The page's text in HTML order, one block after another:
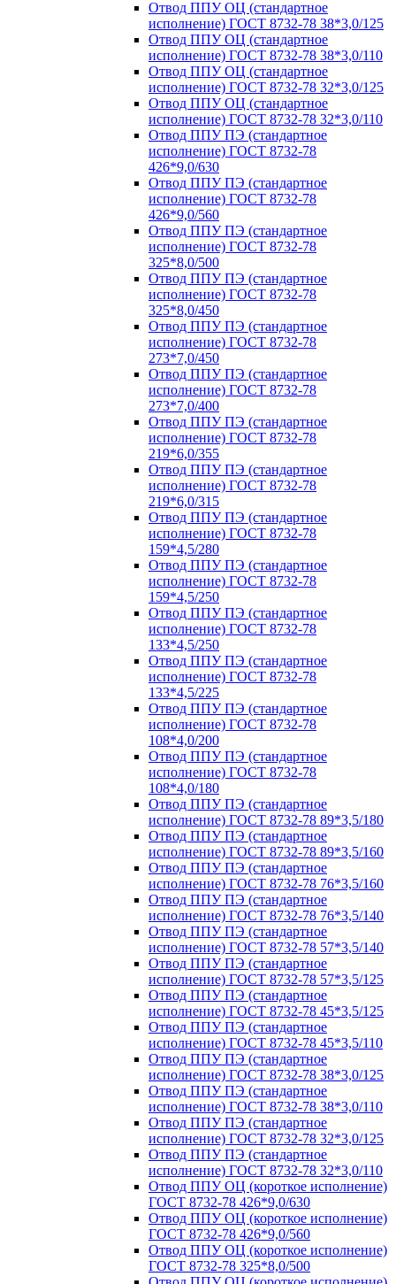
Отвод ППУ ОЦ (стандартное
исполнение) ГОСТ 8732-78 38*3,0/125
Отвод ППУ ОЦ (стандартное
исполнение) ГОСТ 8732-78 38*3,0/110
Отвод ППУ ОЦ (стандартное
исполнение) ГОСТ 8732-78 32*3,0/125
Отвод ППУ ОЦ (стандартное
исполнение) ГОСТ 8732-78 32*3,0/110
Отвод ППУ ПЭ (стандартное
исполнение) ГОСТ 8732-78
426*9,0/630
Отвод ППУ ПЭ (стандартное
исполнение) ГОСТ 8732-78
426*9,0/560
Отвод ППУ ПЭ (стандартное
исполнение) ГОСТ 8732-78
325*8,0/500
Отвод ППУ ПЭ (стандартное
исполнение) ГОСТ 8732-78
325*8,0/450
Отвод ППУ ПЭ (стандартное
исполнение) ГОСТ 8732-78
273*7,0/450
Отвод ППУ ПЭ (стандартное
исполнение) ГОСТ 8732-78
273*7,0/400
Отвод ППУ ПЭ (стандартное
исполнение) ГОСТ 8732-78
219*6,0/355
Отвод ППУ ПЭ (стандартное
исполнение) ГОСТ 8732-78
219*6,0/315
Отвод ППУ ПЭ (стандартное
исполнение) ГОСТ 8732-78
159*4,5/280
Отвод ППУ ПЭ (стандартное
исполнение) ГОСТ 8732-78
159*4,5/250
Отвод ППУ ПЭ (стандартное
исполнение) ГОСТ 8732-78
133*4,5/250
Отвод ППУ ПЭ (стандартное
исполнение) ГОСТ 8732-78
133*4,5/225
Отвод ППУ ПЭ (стандартное
исполнение) ГОСТ 8732-78
108*4,0/200
Отвод ППУ ПЭ (стандартное
исполнение) ГОСТ 8732-78
108*4,0/180
Отвод ППУ ПЭ (стандартное
исполнение) ГОСТ 8732-78 89*3,5/180
Отвод ППУ ПЭ (стандартное
исполнение) ГОСТ 8732-78 89*3,5/160
Отвод ППУ ПЭ (стандартное
исполнение) ГОСТ 8732-78 76*3,5/160
Отвод ППУ ПЭ (стандартное
исполнение) ГОСТ 8732-78 76*3,5/140
Отвод ППУ ПЭ (стандартное
исполнение) ГОСТ 8732-78 57*3,5/140
Отвод ППУ ПЭ (стандартное
исполнение) ГОСТ 8732-78 57*3,5/125
Отвод ППУ ПЭ (стандартное
исполнение) ГОСТ 8732-78 45*3,5/125
Отвод ППУ ПЭ (стандартное
исполнение) ГОСТ 8732-78 45*3,5/110
Отвод ППУ ПЭ (стандартное
исполнение) ГОСТ 8732-78 38*3,0/125
Отвод ППУ ПЭ (стандартное
исполнение) ГОСТ 8732-78 38*3,0/110
Отвод ППУ ПЭ (стандартное
исполнение) ГОСТ 8732-78 32*3,0/125
Отвод ППУ ПЭ (стандартное
исполнение) ГОСТ 8732-78 32*3,0/110
Отвод ППУ ОЦ (короткое исполнение)
ГОСТ 8732-78 426*9,0/630
Отвод ППУ ОЦ (короткое исполнение)
ГОСТ 8732-78 426*9,0/560
Отвод ППУ ОЦ (короткое исполнение)
ГОСТ 8732-78 325*8,0/500